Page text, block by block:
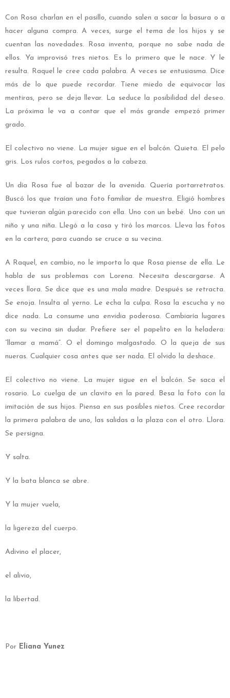
Con Rosa charlan en el pasillo, cuando salen a sacar la basura o a
hacer alguna compra. A veces, surge el tema de los hijos y se
cuentan las novedades. Rosa inventa, porque no sabe nada de
ellos. Ya improvisó tres nietos. Es lo primero que le nace. Y le
resulta. Raquel le cree cada palabra. A veces se entusiasma. Dice
más de lo que puede recordar. Tiene miedo de equivocar las
mentiras, pero se deja llevar. La seduce la posibilidad del deseo.
La próxima le va a contar que el más grande empezó primer
grado.
El colectivo no viene. La mujer sigue en el balcón. Quieta. El pelo
gris. Los rulos cortos, pegados a la cabeza.
Un día Rosa fue al bazar de la avenida. Quería portarretratos.
Buscó los que traían una foto familiar de muestra. Eligió hombres
que tuvieran algún parecido con ella. Uno con un bebé. Uno con un
niño y una niña. Llegó a la casa y tiró los marcos. Lleva las fotos
en la cartera, para cuando se cruce a su vecina.
A Raquel, en cambio, no le importa lo que Rosa piense de ella. Le
habla de sus problemas con Lorena. Necesita descargarse. A
veces llora. Se dice que es una mala madre. Después se retracta.
Se enoja. Insulta al yerno. Le echa la culpa. Rosa la escucha y no
dice nada. La consume una envidia poderosa. Cambiaría lugares
con su vecina sin dudar. Prefiere ser el papelito en la heladera:
“llamar a mamá”. O el domingo malgastado. O la queja de sus
nueras. Cualquier cosa antes que ser nada. El olvido la deshace.
El colectivo no viene. La mujer sigue en el balcón. Se saca el
rosario. Lo cuelga de un clavito en la pared. Besa la foto con la
imitación de sus hijos. Piensa en sus posibles nietos. Cree recordar
la primera palabra de uno, las salidas a la plaza con el otro. Llora.
Se persigna.
Y salta.
Y la bata blanca se abre.
Y la mujer vuela,
la ligereza del cuerpo.
Adivino el placer,
el alivio,
la libertad.
Por Eliana Yunez